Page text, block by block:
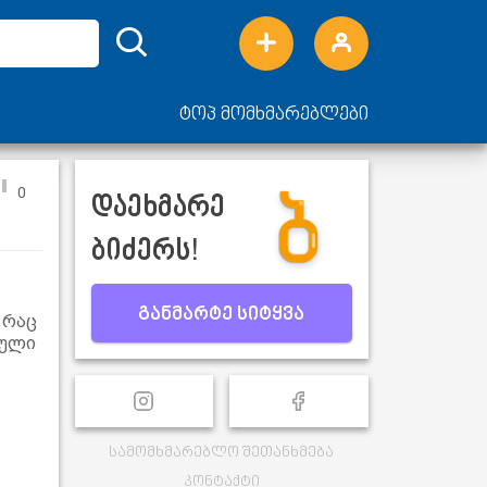
ტოპ მომხმარებლები
0
დაეხმარე
ბიძერს!
განმარტე სიტყვა
სამომხმარებლო შეთანხმება
კონტაქტი